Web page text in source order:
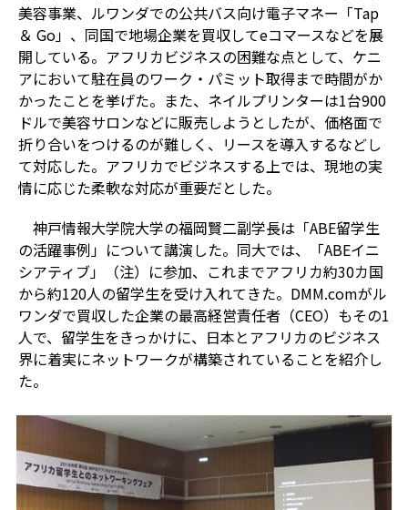
美容事業、ルワンダでの公共バス向け電子マネー「Tap
＆ Go」、同国で地場企業を買収してeコマースなどを展
開している。アフリカビジネスの困難な点として、ケニ
アにおいて駐在員のワーク・パミット取得まで時間がか
かったことを挙げた。また、ネイルプリンターは1台900
ドルで美容サロンなどに販売しようとしたが、価格面で
折り合いをつけるのが難しく、リースを導入するなどし
て対応した。アフリカでビジネスする上では、現地の実
情に応じた柔軟な対応が重要だとした。
神戸情報大学院大学の福岡賢二副学長は「ABE留学生
の活躍事例」について講演した。同大では、「ABEイニ
シアティブ」（注）に参加、これまでアフリカ約30カ国
から約120人の留学生を受け入れてきた。DMM.comがル
ワンダで買収した企業の最高経営責任者（CEO）もその1
人で、留学生をきっかけに、日本とアフリカのビジネス
界に着実にネットワークが構築されていることを紹介し
た。